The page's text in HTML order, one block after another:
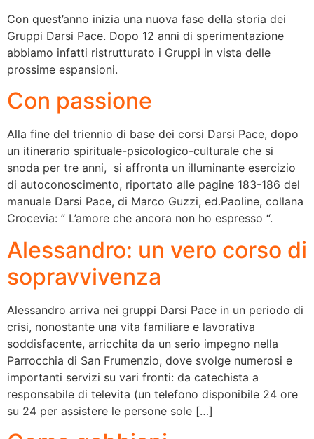
Con quest’anno inizia una nuova fase della storia dei
Gruppi Darsi Pace. Dopo 12 anni di sperimentazione
abbiamo infatti ristrutturato i Gruppi in vista delle
prossime espansioni.
Con passione
Alla fine del triennio di base dei corsi Darsi Pace, dopo
un itinerario spirituale-psicologico-culturale che si
snoda per tre anni, si affronta un illuminante esercizio
di autoconoscimento, riportato alle pagine 183-186 del
manuale Darsi Pace, di Marco Guzzi, ed.Paoline, collana
Crocevia: ” L’amore che ancora non ho espresso “.
Alessandro: un vero corso di
sopravvivenza
Alessandro arriva nei gruppi Darsi Pace in un periodo di
crisi, nonostante una vita familiare e lavorativa
soddisfacente, arricchita da un serio impegno nella
Parrocchia di San Frumenzio, dove svolge numerosi e
importanti servizi su vari fronti: da catechista a
responsabile di televita (un telefono disponibile 24 ore
su 24 per assistere le persone sole […]